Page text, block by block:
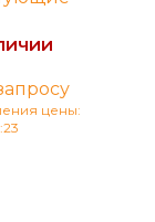
цены: